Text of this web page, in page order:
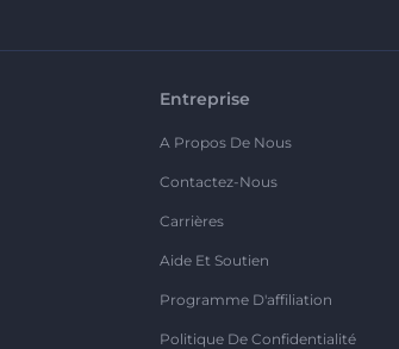
Entreprise
A Propos De Nous
Contactez-Nous
Carrières
Aide Et Soutien
Programme D'affiliation
Politique De Confidentialité